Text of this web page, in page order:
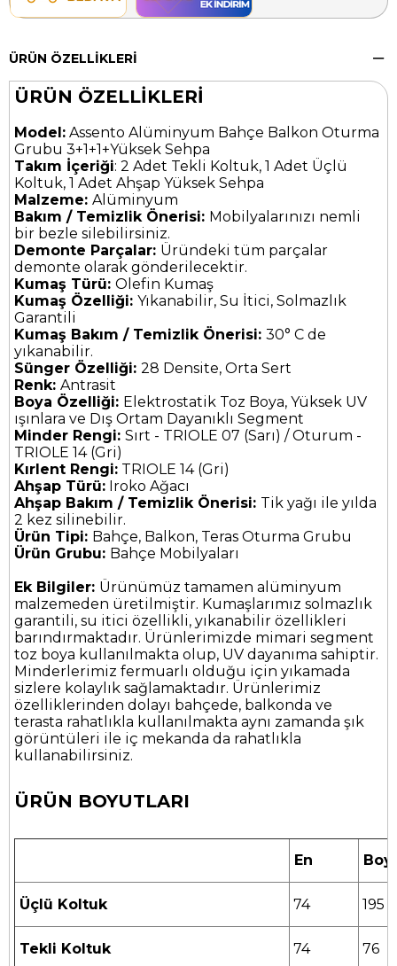
ÜRÜN ÖZELLIKLERI
ÜRÜN ÖZELLİKLERİ
Model: Assento Alüminyum Bahçe Balkon Oturma
Grubu 3+1+1+Yüksek Sehpa
Takım İçeriği: 2 Adet Tekli Koltuk, 1 Adet Üçlü
Koltuk, 1 Adet Ahşap Yüksek Sehpa
Malzeme: Alüminyum
Bakım / Temizlik Önerisi: Mobilyalarınızı nemli
bir bezle silebilirsiniz.
Demonte Parçalar: Üründeki tüm parçalar
demonte olarak gönderilecektir.
Kumaş Türü: Olefin Kumaş
Kumaş Özelliği: Yıkanabilir, Su İtici, Solmazlık
Garantili
Kumaş Bakım / Temizlik Önerisi: 30° C de
yıkanabilir.
Sünger Özelliği: 28 Densite, Orta Sert
Renk: Antrasit
Boya Özelliği: Elektrostatik Toz Boya, Yüksek UV
ışınlara ve Dış Ortam Dayanıklı Segment
Minder Rengi: Sırt - TRIOLE 07 (Sarı) / Oturum -
TRIOLE 14 (Gri)
Kırlent Rengi: TRIOLE 14 (Gri)
Ahşap Türü: Iroko Ağacı
Ahşap Bakım / Temizlik Önerisi: Tik yağı ile yılda
2 kez silinebilir.
Ürün Tipi: Bahçe, Balkon, Teras Oturma Grubu
Ürün Grubu: Bahçe Mobilyaları
Ek Bilgiler: Ürünümüz tamamen alüminyum
malzemeden üretilmiştir. Kumaşlarımız solmazlık
garantili, su itici özellikli, yıkanabilir özellikleri
barındırmaktadır. Ürünlerimizde mimari segment
toz boya kullanılmakta olup, UV dayanıma sahiptir.
Minderlerimiz fermuarlı olduğu için yıkamada
sizlere kolaylık sağlamaktadır. Ürünlerimiz
özelliklerinden dolayı bahçede, balkonda ve
terasta rahatlıkla kullanılmakta aynı zamanda şık
görüntüleri ile iç mekanda da rahatlıkla
kullanabilirsiniz.
ÜRÜN BOYUTLARI
En Boy
Üçlü Koltuk 74 195
Tekli Koltuk 74 76